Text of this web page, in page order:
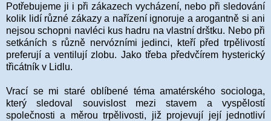
Potřebujeme ji i při zákazech vycházení, nebo při sledování
kolik lidí různé zákazy a nařízení ignoruje a arogantně si ani
nejsou schopni navléci kus hadru na vlastní drštku. Nebo při
setkáních s různě nervózními jedinci, kteří před trpělivostí
preferují a ventilují zlobu. Jako třeba předvčírem hysterický
třicátník v Lidlu.
Vrací se mi staré oblíbené téma amatérského sociologa,
který sledoval souvislost mezi stavem a vyspělostí
společnosti a měrou trpělivosti, již projevují její jednotliví